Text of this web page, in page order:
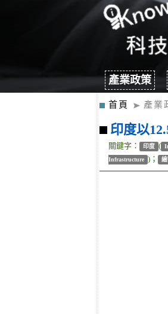
產業政策
首頁 產業
印度以
關鍵字： 印度 (
Infrastructure )；